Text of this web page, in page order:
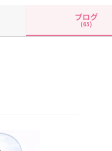
ブログ
(65)